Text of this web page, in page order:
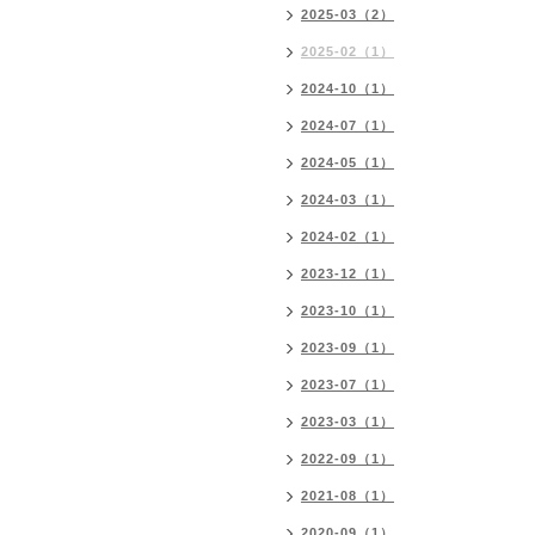
2025-03（2）
2025-02（1）
2024-10（1）
2024-07（1）
2024-05（1）
2024-03（1）
2024-02（1）
2023-12（1）
2023-10（1）
2023-09（1）
2023-07（1）
2023-03（1）
2022-09（1）
2021-08（1）